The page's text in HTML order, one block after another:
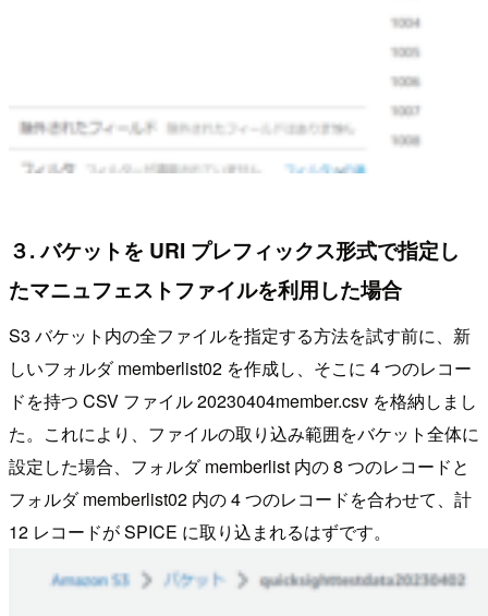
３. バケットを URI プレフィックス形式で指定し
たマニュフェストファイルを利用した場合
S3 バケット内の全ファイルを指定する方法を試す前に、新
しいフォルダ memberlist02 を作成し、そこに 4 つのレコー
ドを持つ CSV ファイル 20230404member.csv を格納しまし
た。これにより、ファイルの取り込み範囲をバケット全体に
設定した場合、フォルダ memberlist 内の 8 つのレコードと
フォルダ memberlist02 内の 4 つのレコードを合わせて、計
12 レコードが SPICE に取り込まれるはずです。